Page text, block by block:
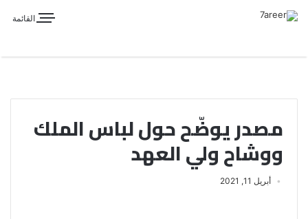
القائمة
مصدر يوضّح حول لباس الملك
ووشاح ولي العهد
أبريل 11, 2021